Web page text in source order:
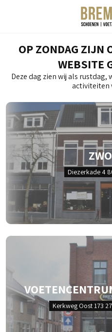
OP ZONDAG ZIJN
WEBSITE
Deze dag zien wij als
activiteiten
Diezerkade 4
Kerkweg Oost 173